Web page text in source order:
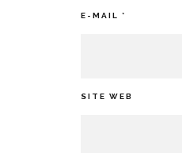
E-MAIL *
SITE WEB